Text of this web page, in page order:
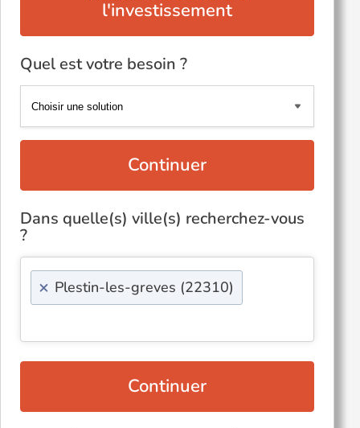
l'investissement
Quel est votre besoin ?
Continuer
Dans quelle(s) ville(s) recherchez-vous
?
× Plestin-les-greves (22310)
Continuer